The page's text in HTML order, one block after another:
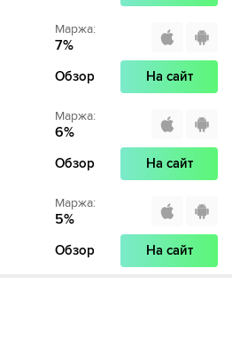
Маржа:
7%
Обзор На сайт
Маржа:
6%
Обзор На сайт
Маржа:
5%
Обзор На сайт